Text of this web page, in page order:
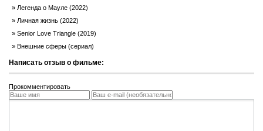
Легенда о Мауле (2022)
Личная жизнь (2022)
Senior Love Triangle (2019)
Внешние сферы (сериал)
Написать отзыв о фильме:
Прокомментировать